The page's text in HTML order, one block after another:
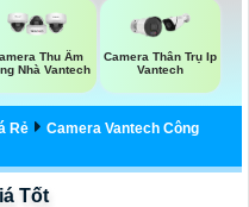
Thu Âm
Nhà Vantech
Camera Thân Trụ Ip
Vantech
Rẻ
Camera Vantech Công
Tốt